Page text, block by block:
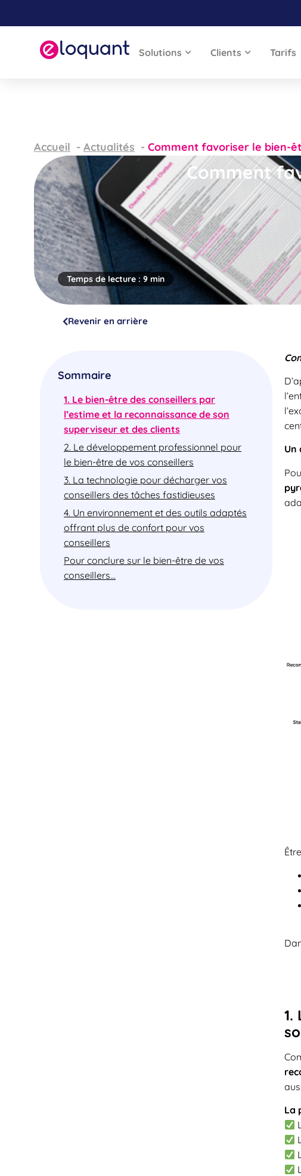
Solutions Clients Tarifs
Accueil Actualités Comment favoriser le bien-
Comment
Temps de lecture : 9 min
Revenir en arrière
Sommaire
1. Le bien-être des conseillers par
l’estime et la reconnaissance de son
superviseur et des clients
2. Le développement professionnel pour
le bien-être de vos conseillers
3. La technologie pour décharger vos
conseillers des tâches fastidieuses
4. Un environnement et des outils adaptés
offrant plus de confort pour vos
conseillers
Pour conclure sur le bien-être de vos
conseillers…
Un
1.
La